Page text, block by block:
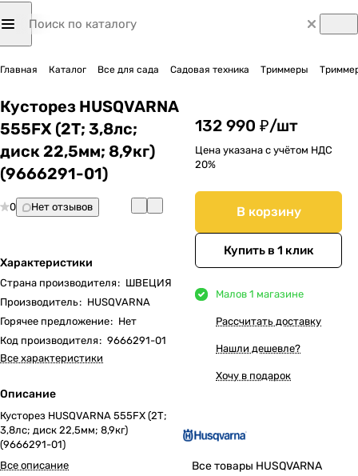
Главная Каталог Все для сада Садовая техника Триммеры
Кусторез HUSQVARNA
555FX (2Т; 3,8лс;
диск 22,5мм; 8,9кг)
(9666291-01)
0 Нет отзывов
Характеристики
Страна производителя: ШВЕЦИЯ
Производитель: HUSQVARNA
Горячее предложение: Нет
Код производителя: 9666291-01
Все характеристики
Описание
Кусторез HUSQVARNA 555FX (2Т;
3,8лс; диск 22,5мм; 8,9кг)
(9666291-01)
Все описание
132 990 ₽/шт
Цена указана с учётом НДС
20%
В корзину
Купить в 1 клик
Малов 1 магазине
Рассчитать доставку
Нашли дешевле?
Хочу в подарок
Все товары HUSQVARNA